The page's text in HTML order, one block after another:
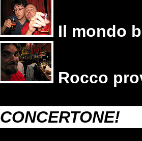
Il mondo
Rocco
CONCERTONE!